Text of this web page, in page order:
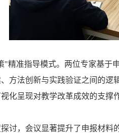
"精准指导模式。两位专家基于
方法创新与实践验证之间的
化呈现对教学改革成效的支撑
讨，会议显著提升了申报材料